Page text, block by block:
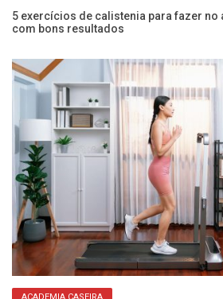
5 exercícios de calistenia para fazer no
com bons resultados
ACADEMIA CASEIRA